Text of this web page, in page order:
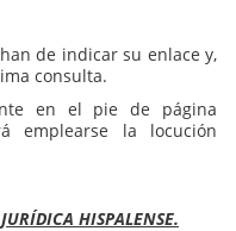
de indicar su enlace y,
consulta.
en el pie de página
emplearse la locución
HISPALENSE.